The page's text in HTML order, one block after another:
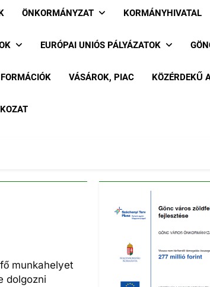
ÖNKORMÁNYZAT KORMÁNYHIVATAL
EURÓPAI UNIÓS PÁLYÁZATOK
VÁSÁROK, PIAC KÖZÉRDEKŰ
munkahelyet
dolgozni